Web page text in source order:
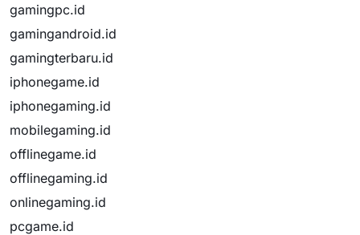
gamingpc.id
gamingandroid.id
gamingterbaru.id
iphonegame.id
iphonegaming.id
mobilegaming.id
offlinegame.id
offlinegaming.id
onlinegaming.id
pcgame.id